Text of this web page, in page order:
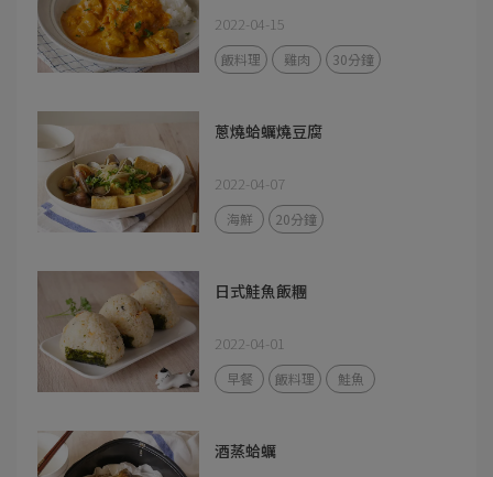
2022-04-15
飯料理 雞肉 30分鐘
蔥燒蛤蠣燒豆腐
2022-04-07
海鮮 20分鐘
日式鮭魚飯糰
2022-04-01
早餐 飯料理 鮭魚
酒蒸蛤蠣